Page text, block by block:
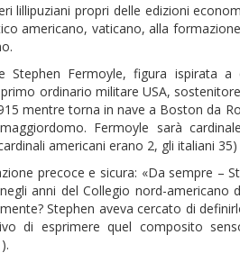
lillipuziani propri delle edizioni
americano, vaticano, alla
Fermoyle, figura ispirata a
ordinario militare USA,
mentre torna in nave a Boston da
Fermoyle sarà
americani erano 2, gli italiani
precoce e sicura: «Da sempre –
anni del Collegio nord-
Stephen aveva cercato di
di esprimere quel composito